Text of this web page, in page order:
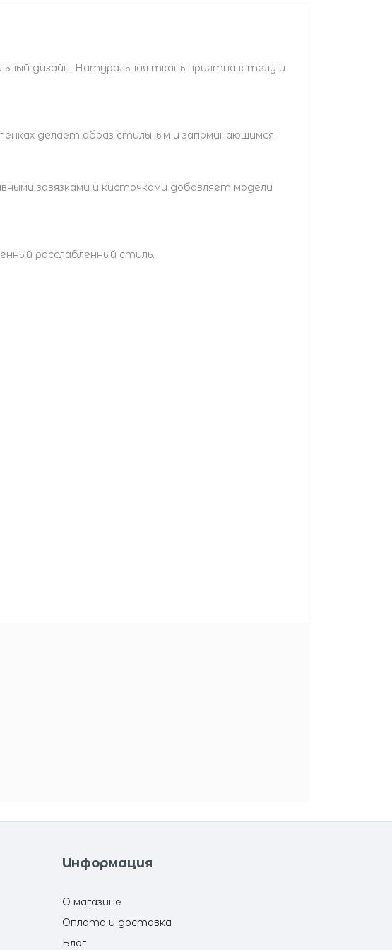
дизайн. Натуральная ткань приятна к телу и
делает образ стильным и запоминающимся.
завязками и кисточками добавляет модели
расслабленный стиль.
Информация
О магазине
Оплата и доставка
Блог